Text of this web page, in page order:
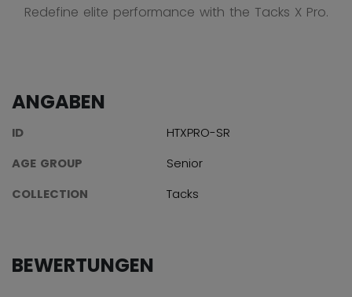
Redefine elite performance with the Tacks X Pro.
ANGABEN
ID
HTXPRO-SR
AGE GROUP
Senior
COLLECTION
Tacks
BEWERTUNGEN